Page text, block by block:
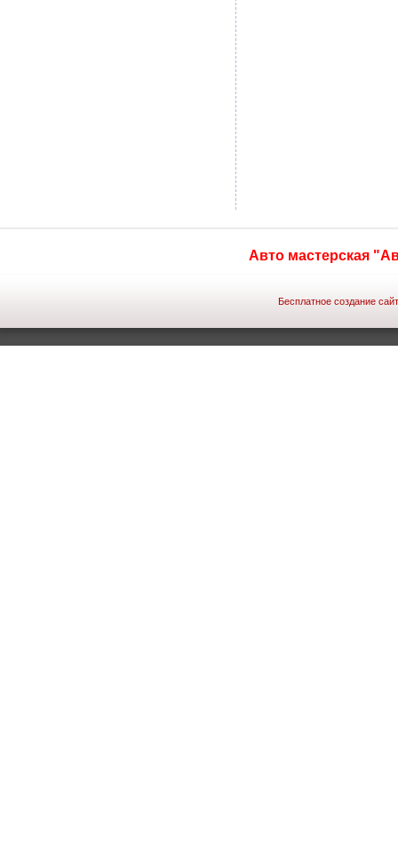
Авто мастерская
Бесплатное создание